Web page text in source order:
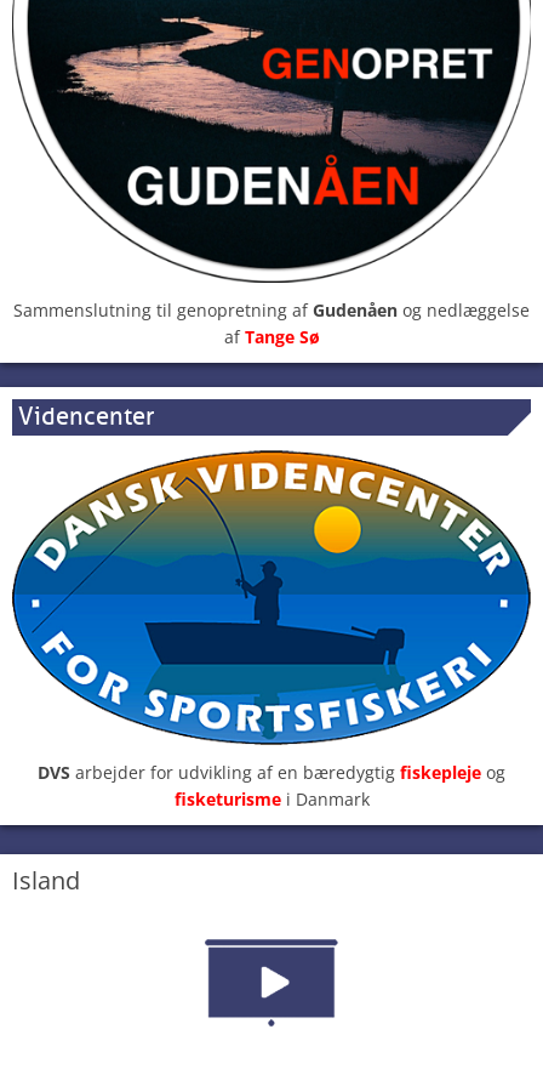
Sammenslutning til genopretning afGudenåen og nedlæggelse
afTange Sø
Videncenter
DVS arbejder for udvikling af en bæredygtig fiskepleje og
fisketurisme i Danmark
Island